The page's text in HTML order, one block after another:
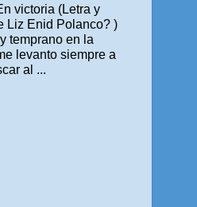
victoria (Letra y
Liz Enid Polanco? )
temprano en la
levanto siempre a
al ...